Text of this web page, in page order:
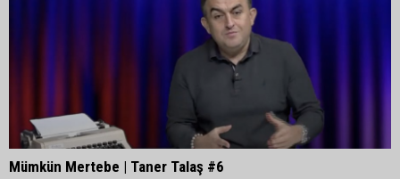
Mümkün Mertebe | Taner Talaş #6